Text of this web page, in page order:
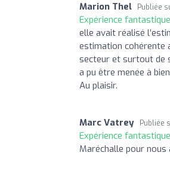
Marion Thel Publiée
Expérience
elle avait réalisé
estimation cohérente
secteur et surtout de
a pu être menée à
Au plaisir.
Marc Vatrey Publiée
Expérience
Maréchalle pour